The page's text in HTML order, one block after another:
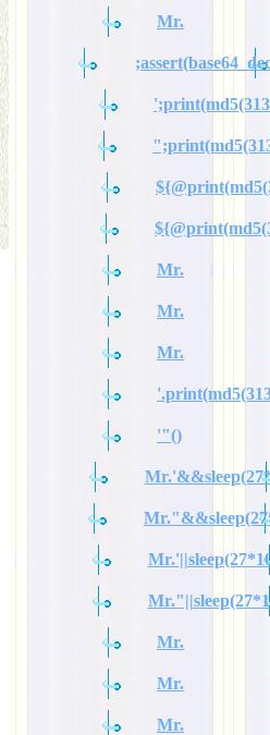
Mr.
Mr.
Mr.
Mr.
'"()
Mr.
Mr.
Mr.